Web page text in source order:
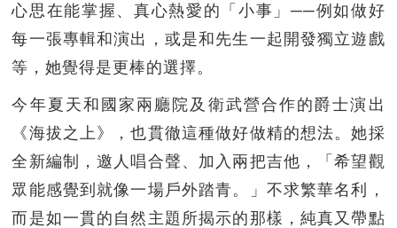
心思在能掌握、真心熱愛的「小事」──例如做好
每一張專輯和演出，或是和先生一起開發獨立遊戲
等，她覺得是更棒的選擇。
今年夏天和國家兩廳院及衛武營合作的爵士演出
《海拔之上》，也貫徹這種做好做精的想法。她採
全新編制，邀人唱合聲、加入兩把吉他，「希望觀
眾能感覺到就像一場戶外踏青。」不求繁華名利，
而是如一貫的自然主題所揭示的那樣，純真又帶點